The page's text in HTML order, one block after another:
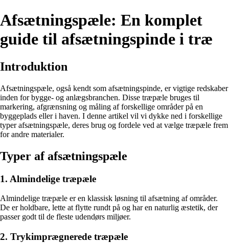
Afsætningspæle: En komplet
guide til afsætningspinde i træ
Introduktion
Afsætningspæle, også kendt som afsætningspinde, er vigtige redskaber
inden for bygge- og anlægsbranchen. Disse træpæle bruges til
markering, afgrænsning og måling af forskellige områder på en
byggeplads eller i haven. I denne artikel vil vi dykke ned i forskellige
typer afsætningspæle, deres brug og fordele ved at vælge træpæle frem
for andre materialer.
Typer af afsætningspæle
1. Almindelige træpæle
Almindelige træpæle er en klassisk løsning til afsætning af områder.
De er holdbare, lette at flytte rundt på og har en naturlig æstetik, der
passer godt til de fleste udendørs miljøer.
2. Trykimprægnerede træpæle